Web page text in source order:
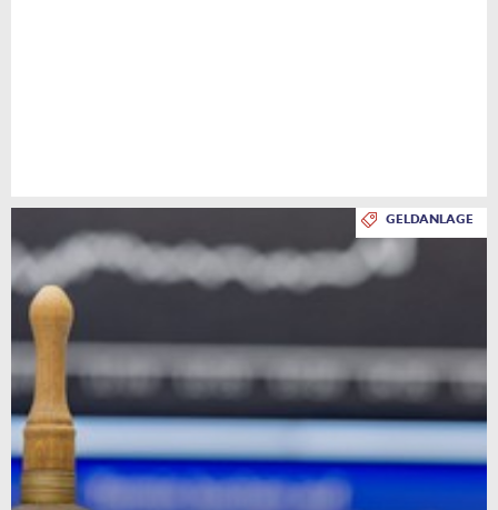
GELDANLAGE